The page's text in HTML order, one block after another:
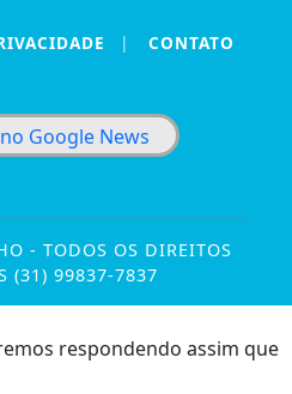
| CONTATO
- TODOS OS DIREITOS
(31) 99837-7837
respondendo assim que